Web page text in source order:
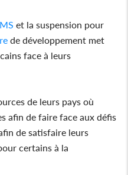
et la suspension pour
de développement met
face à leurs
de leurs pays où
afin de faire face aux défis
de satisfaire leurs
certains à la